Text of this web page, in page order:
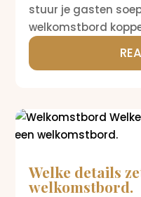
stuur je gasten
welkomstbord
Welke details
welkomstbord.